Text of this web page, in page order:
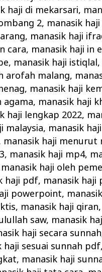
haji di mekarsari,
2, manasik
, manasik haji
cara, manasik haji in
, manasik haji istiqlal,
arofah malang,
, manasik haji
agama, manasik haji
haji lengkap 2022,
malaysia, manasik
manasik haji menurut
, manasik haji mp4,
manasik haji oleh
haji pdf, manasik haji
powerpoint,
, manasik haji qiran,
saw, manasik
haji secara sunnah
haji sesuai sunnah pdf,
, manasik haji